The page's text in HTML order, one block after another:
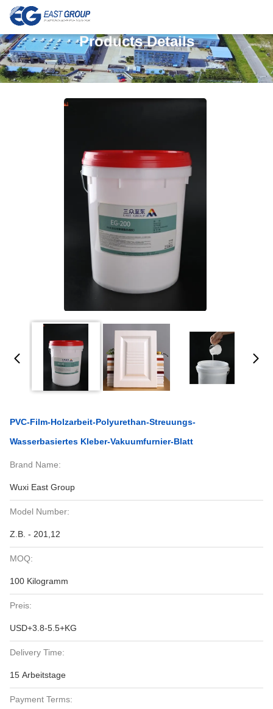
Products Details
PVC-Film-Holzarbeit-Polyurethan-Streuungs-
Wasserbasiertes Kleber-Vakuumfurnier-Blatt
Brand Name:
Wuxi East Group
Model Number:
Z.B. - 201,12
MOQ:
100 Kilogramm
Preis:
USD+3.8-5.5+KG
Delivery Time:
15 Arbeitstage
Payment Terms: